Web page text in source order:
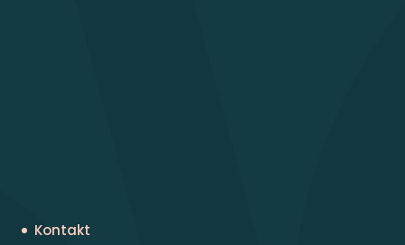
Kontakt